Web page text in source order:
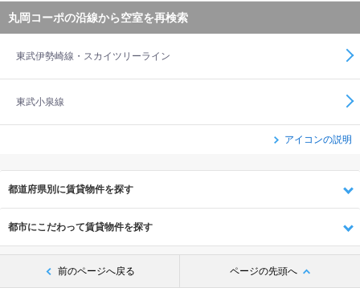
丸岡コーポの沿線から空室を再検索
東武伊勢崎線・スカイツリーライン
東武小泉線
アイコンの説明
都道府県別に賃貸物件を探す
都市にこだわって賃貸物件を探す
前のページへ戻る ページの先頭へ